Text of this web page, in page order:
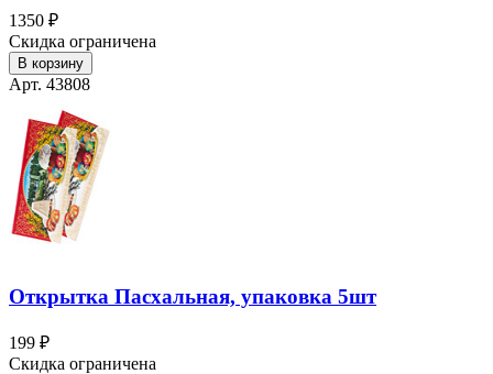
1350 ₽
Скидка ограничена
В корзину
Арт. 43808
Открытка Пасхальная, упаковка 5шт
199 ₽
Скидка ограничена